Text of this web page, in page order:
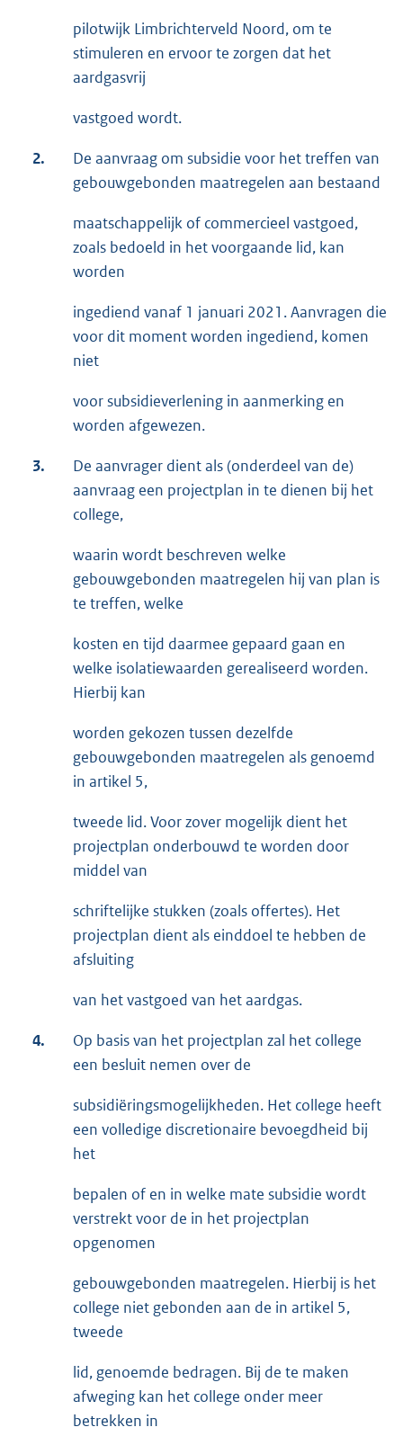
pilotwijk Limbrichterveld Noord, om te
stimuleren en ervoor te zorgen dat het
aardgasvrij
vastgoed wordt.
2.
De aanvraag om subsidie voor het treffen van
gebouwgebonden maatregelen aan bestaand
maatschappelijk of commercieel vastgoed,
zoals bedoeld in het voorgaande lid, kan
worden
ingediend vanaf 1 januari 2021. Aanvragen die
voor dit moment worden ingediend, komen
niet
voor subsidieverlening in aanmerking en
worden afgewezen.
3.
De aanvrager dient als (onderdeel van de)
aanvraag een projectplan in te dienen bij het
college,
waarin wordt beschreven welke
gebouwgebonden maatregelen hij van plan is
te treffen, welke
kosten en tijd daarmee gepaard gaan en
welke isolatiewaarden gerealiseerd worden.
Hierbij kan
worden gekozen tussen dezelfde
gebouwgebonden maatregelen als genoemd
in artikel 5,
tweede lid. Voor zover mogelijk dient het
projectplan onderbouwd te worden door
middel van
schriftelijke stukken (zoals offertes). Het
projectplan dient als einddoel te hebben de
afsluiting
van het vastgoed van het aardgas.
4.
Op basis van het projectplan zal het college
een besluit nemen over de
subsidiëringsmogelijkheden. Het college heeft
een volledige discretionaire bevoegdheid bij
het
bepalen of en in welke mate subsidie wordt
verstrekt voor de in het projectplan
opgenomen
gebouwgebonden maatregelen. Hierbij is het
college niet gebonden aan de in artikel 5,
tweede
lid, genoemde bedragen. Bij de te maken
afweging kan het college onder meer
betrekken in